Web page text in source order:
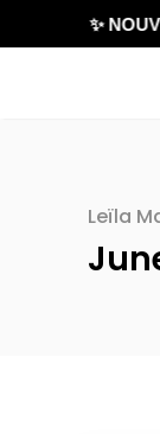
✨
Leïla